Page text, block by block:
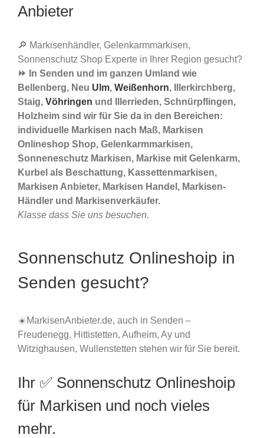
Anbieter
🔎 Markisenhändler, Gelenkarmmarkisen,
Sonnenschutz Shop Experte in Ihrer Region gesucht?
⏩ In Senden und im ganzen Umland wie
Bellenberg, Neu Ulm, Weißenhorn, Illerkirchberg,
Staig, Vöhringen und Illerrieden, Schnürpflingen,
Holzheim sind wir für Sie da in den Bereichen:
individuelle Markisen nach Maß, Markisen
Onlineshop Shop, Gelenkarmmarkisen,
Sonneneschutz Markisen, Markise mit Gelenkarm,
Kurbel als Beschattung, Kassettenmarkisen,
Markisen Anbieter, Markisen Handel, Markisen-
Händler und Markisenverkäufer.
Klasse dass Sie uns besuchen.
Sonnenschutz Onlineshoip in
Senden gesucht?
☀️MarkisenAnbieter.de, auch in Senden –
Freudenegg, Hittistetten, Aufheim, Ay und
Witzighausen, Wullenstetten stehen wir für Sie bereit.
Ihr ✅ Sonnenschutz Onlineshoip
für Markisen und noch vieles
mehr.